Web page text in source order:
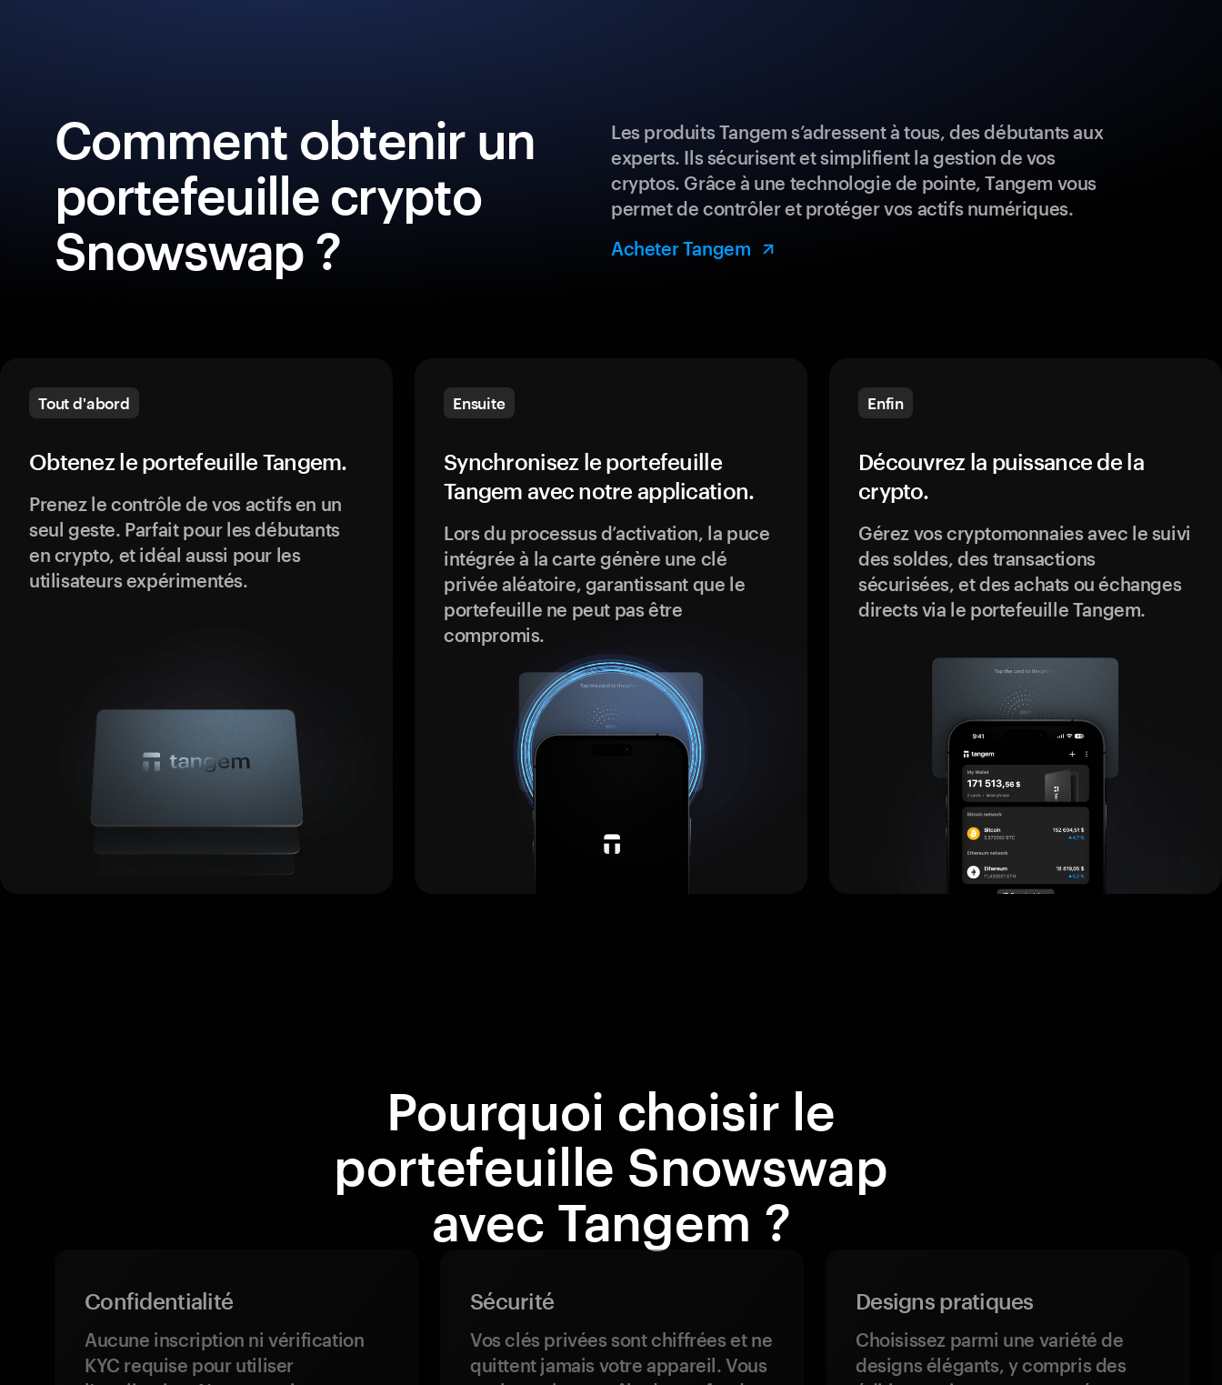
Comment obtenir un
portefeuille crypto
Snowswap ?
Les produits Tangem s’adressent à tous, des débutants aux
experts. Ils sécurisent et simplifient la gestion de vos
cryptos. Grâce à une technologie de pointe, Tangem vous
permet de contrôler et protéger vos actifs numériques.
Acheter Tangem
Tout d'abord
Obtenez le portefeuille Tangem.
Prenez le contrôle de vos actifs en un
seul geste. Parfait pour les débutants
en crypto, et idéal aussi pour les
utilisateurs expérimentés.
Ensuite
Synchronisez le portefeuille
Tangem avec notre application.
Lors du processus d’activation, la puce
intégrée à la carte génère une clé
privée aléatoire, garantissant que le
portefeuille ne peut pas être
compromis.
Enfin
Découvrez la puissance de la
crypto.
Gérez vos cryptomonnaies avec le suivi
des soldes, des transactions
sécurisées, et des achats ou échanges
directs via le portefeuille Tangem.
Pourquoi choisir le
portefeuille Snowswap
avec Tangem ?
Confidentialité
Aucune inscription ni vérification
KYC requise pour utiliser
Sécurité
Vos clés privées sont chiffrées et ne
quittent jamais votre appareil. Vous
Designs pratiques
Choisissez parmi une variété de
designs élégants, y compris des